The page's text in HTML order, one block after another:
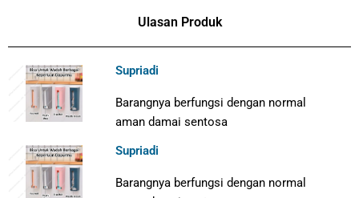
Ulasan Produk
Supriadi
Barangnya berfungsi dengan normal
aman damai sentosa
Supriadi
Barangnya berfungsi dengan normal